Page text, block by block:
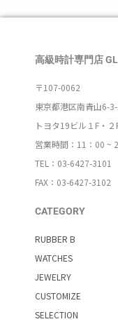
高級時計専門店
〒107-0062
東京都港区南青山6-
トヨタ19ビル１F・２
営業時間：11：00 ~
TEL：03-6427-3101
FAX：03-6427-3102
CATEGORY
RUBBER B
WATCHES
JEWELRY
CUSTOMIZE
SELECTION